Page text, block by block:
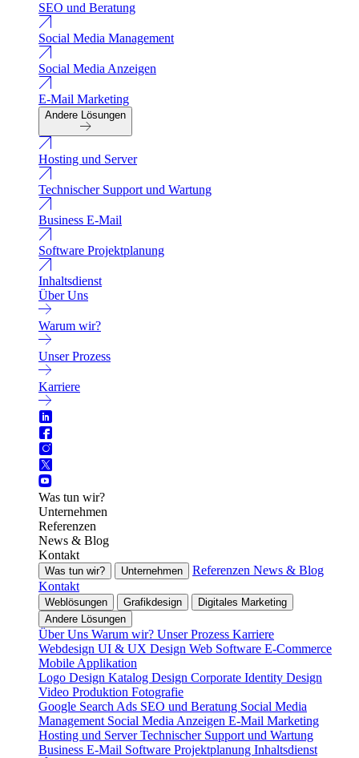
SEO und Beratung
Social Media Management
Social Media Anzeigen
E-Mail Marketing
Andere Lösungen
Hosting und Server
Technischer Support und Wartung
Business E-Mail
Software Projektplanung
Inhaltsdienst
Über Uns
Warum wir?
Unser Prozess
Karriere
Was tun wir?
Unternehmen
Referenzen
News & Blog
Kontakt
Was tun wir? Unternehmen Referenzen News & Blog
Kontakt
Weblösungen Grafikdesign
Digitales Marketing
Andere Lösungen
Über Uns Warum wir? Unser Prozess Karriere
Webdesign UI & UX Design Web Software E-Commerce
Mobile Applikation
Logo Design Katalog Design Corporate Identity Design
Video Produktion Fotografie
Google Search Ads SEO und Beratung Social Media
Management Social Media Anzeigen E-Mail Marketing
Hosting und ServerTechnischer Support und Wartung
Business E-Mail Software Projektplanung Inhaltsdienst